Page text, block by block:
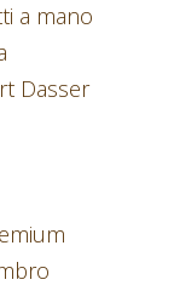
a mano
Dasser